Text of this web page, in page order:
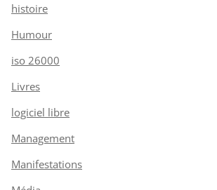
histoire
Humour
iso 26000
Livres
logiciel libre
Management
Manifestations